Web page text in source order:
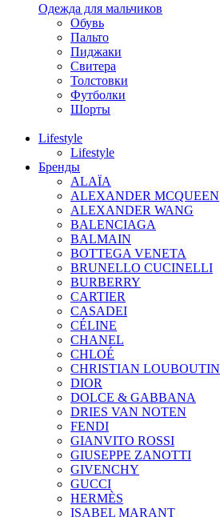
Одежда для мальчиков
Обувь
Пальто
Пиджаки
Свитера
Толстовки
Футболки
Шорты
Lifestyle
Lifestyle
Бренды
ALAÏA
ALEXANDER MCQUEEN
ALEXANDER WANG
BALENCIAGA
BALMAIN
BOTTEGA VENETA
BRUNELLO CUCINELLI
BURBERRY
CARTIER
CASADEI
CÉLINE
CHANEL
CHLOÉ
CHRISTIAN LOUBOUTIN
DIOR
DOLCE & GABBANA
DRIES VAN NOTEN
FENDI
GIANVITO ROSSI
GIUSEPPE ZANOTTI
GIVENCHY
GUCCI
HERMÈS
ISABEL MARANT